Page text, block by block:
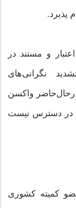
پذیرد.
و مستند در
نگرانی‌های
واکسن
در دسترس نیست
کمیته کشوری